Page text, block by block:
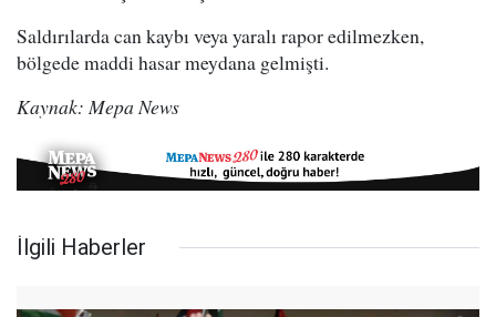
Saldırılarda can kaybı veya yaralı rapor edilmezken,
bölgede maddi hasar meydana gelmişti.
Kaynak: Mepa News
İlgili Haberler